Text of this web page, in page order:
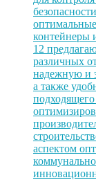
контейнеры
12
различных
надежную и
а также
аспектом